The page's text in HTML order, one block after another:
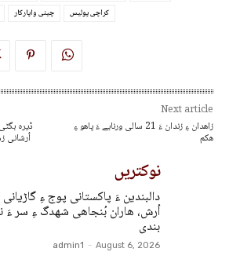
چینی واپارکار کراچی پولیس
ڈیرہ
اُرشانی
Next article
زاھدان ءِ زندان ءَ 21 سالی ورنایے ءَ پاھو ءِ
ھکم
نوکتریں
دالبندین ءَ پاکستانی پوج ءِ
اُرش، ھاران بُنجاھی شھدگ ءِ سر ءَ
بندی
admin1 - August 6, 2026